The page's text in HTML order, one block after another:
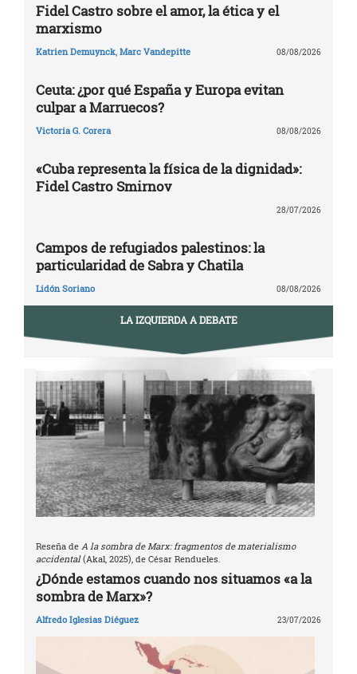
Fidel Castro sobre el amor, la ética y el
marxismo
Katrien Demuynck, Marc Vandepitte 08/08/2026
Ceuta: ¿por qué España y Europa evitan
culpar a Marruecos?
Victoria G. Corera 08/08/2026
«Cuba representa la física de la dignidad»:
Fidel Castro Smirnov
28/07/2026
Campos de refugiados palestinos: la
particularidad de Sabra y Chatila
Lidón Soriano 08/08/2026
LA IZQUIERDA A DEBATE
Reseña de A la sombra de Marx: fragmentos de materialismo
accidental(Akal, 2025), de César Rendueles.
¿Dónde estamos cuando nos situamos «a la
sombra de Marx»?
Alfredo Iglesias Diéguez 23/07/2026